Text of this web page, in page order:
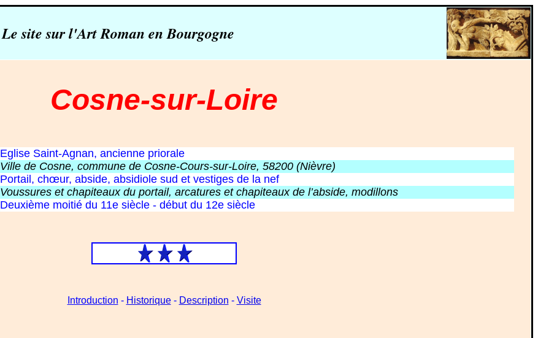
Le site sur l'Art Roman en Bourgogne
Cosne-sur-Loire
Eglise Saint-Agnan, ancienne priorale
Ville de Cosne, commune de Cosne-Cours-sur-Loire, 58200 (Nièvre)
Portail, chœur, abside, absidiole sud et vestiges de la nef
Voussures et chapiteaux du portail, arcatures et chapiteaux de l’abside, modillons
Deuxième moitié du 11e siècle - début du 12e siècle
Introduction - Historique- Description - Visite